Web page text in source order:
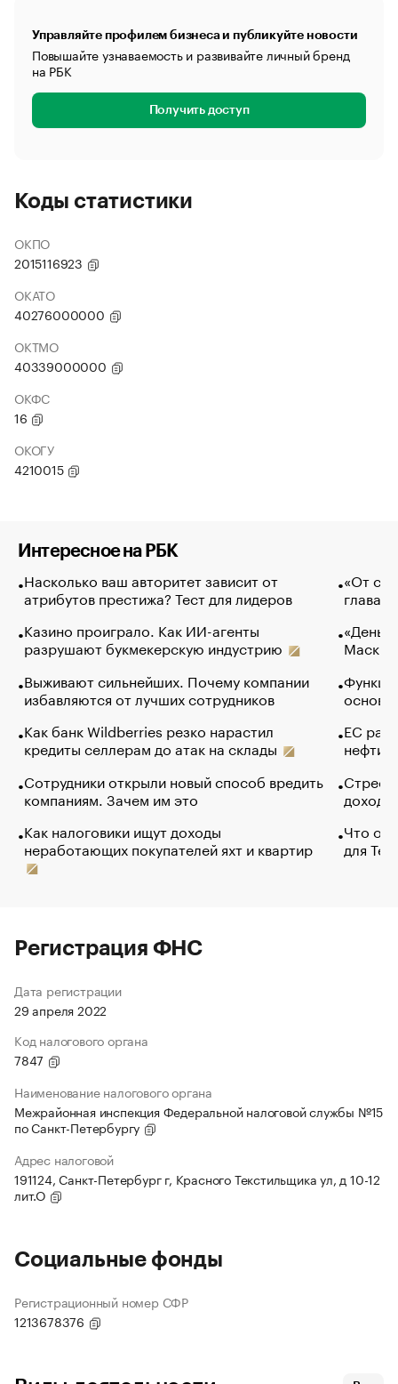
Управляйте профилем бизнеса и публикуйте новости
Повышайте узнаваемость и развивайте личный бренд
на РБК
Получить доступ
Коды статистики
ОКПО
2015116923
ОКАТО
40276000000
ОКТМО
40339000000
ОКФС
16
ОКОГУ
4210015
Интересное на РБК
Насколько ваш авторитет зависит от
атрибутов престижа? Тест для лидеров
Казино проиграло. Как ИИ-агенты
разрушают букмекерскую индустрию
Выживают сильнейших. Почему компании
избавляются от лучших сотрудников
Как банк Wildberries резко нарастил
кредиты селлерам до атак на склады
Сотрудники открыли новый способ вредить
компаниям. Зачем им это
Как налоговики ищут доходы
неработающих покупателей яхт и квартир
«От
глава
Маск в
основ
ЕС
нефти
Что
для
Регистрация ФНС
Дата регистрации
29 апреля 2022
Код налогового органа
7847
Наименование налогового органа
Межрайонная инспекция Федеральной налоговой службы №15
по Санкт-Петербургу
Адрес налоговой
191124, Санкт-Петербург г, Красного Текстильщика ул, д 10-12
лит.О
Социальные фонды
Регистрационный номер СФР
1213678376